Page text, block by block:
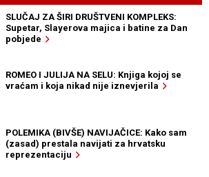
SLUČAJ ZA ŠIRI DRUŠTVENI KOMPLEKS:
Supetar, Slayerova majica i batine za Dan
pobjede
ROMEO I JULIJA NA SELU: Knjiga kojoj se
vraćam i koja nikad nije iznevjerila
POLEMIKA (BIVŠE) NAVIJAČICE: Kako sam
(zasad) prestala navijati za hrvatsku
reprezentaciju